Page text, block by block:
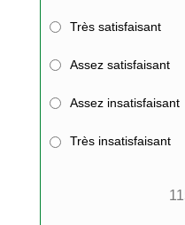
Très satisfaisant
Assez satisfaisant
Assez insatisfaisant
Très insatisfaisant